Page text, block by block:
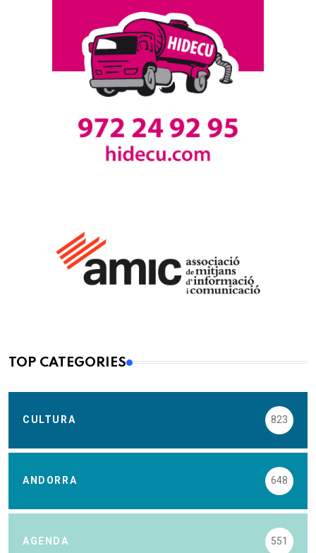
TOP CATEGORIES
CULTURA 823
ANDORRA 648
AGENDA 551